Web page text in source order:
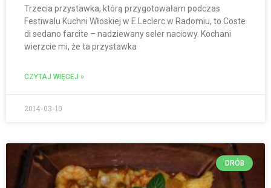
Trzecia przystawka, którą przygotowałam podczas
Festiwalu Kuchni Włoskiej w E.Leclerc w Radomiu, to Coste
di sedano farcite – nadziewany seler naciowy. Kochani
wierzcie mi, że ta przystawka
CZYTAJ WIĘCEJ »
2014-03-10
DRÓB